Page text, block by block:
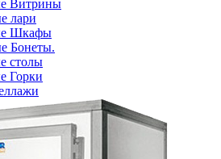
Витрины
лари
Шкафы
Бонеты.
столы
Горки